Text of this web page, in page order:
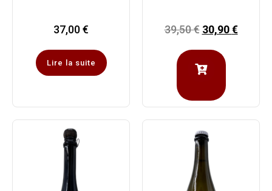
37,00€
Lire la suite
39,50€ 30,90€